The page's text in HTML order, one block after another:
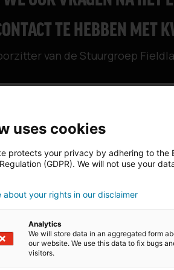
TE HEBBEN MET
van de Stuurgroep
de Stuurgroep Fieldlab
hadden wij het liefst morgen gestart
echter plannen waarbij we louter
tenminste twee weken geen
voor die opzet en aanpak en
aan de pilot events wordt
verklaren zich (door aanschaf
te voldoen. Hierbij valt te denken
uses cookies
protects your privacy by adhering to the
(GDPR). We will not use your
about your rights in our disclaimer
Analytics
We will store data in an aggregated form
our website. We use this data to fix bugs
visitors.